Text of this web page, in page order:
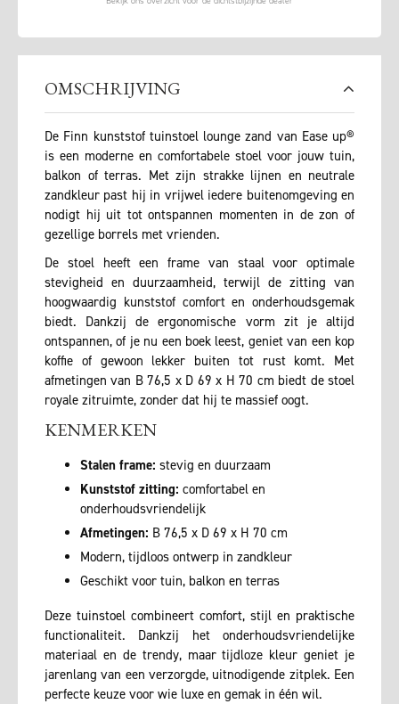
OMSCHRIJVING
De Finn kunststof tuinstoel lounge zand van Ease up®
is een moderne en comfortabele stoel voor jouw tuin,
balkon of terras. Met zijn strakke lijnen en neutrale
zandkleur past hij in vrijwel iedere buitenomgeving en
nodigt hij uit tot ontspannen momenten in de zon of
gezellige borrels met vrienden.
De stoel heeft een frame van staal voor optimale
stevigheid en duurzaamheid, terwijl de zitting van
hoogwaardig kunststof comfort en onderhoudsgemak
biedt. Dankzij de ergonomische vorm zit je altijd
ontspannen, of je nu een boek leest, geniet van een kop
koffie of gewoon lekker buiten tot rust komt. Met
afmetingen van B 76,5 x D 69 x H 70 cm biedt de stoel
royale zitruimte, zonder dat hij te massief oogt.
KENMERKEN
Stalen frame: stevig en duurzaam
Kunststof zitting: comfortabel en
onderhoudsvriendelijk
Afmetingen: B 76,5 x D 69 x H 70 cm
Modern, tijdloos ontwerp in zandkleur
Geschikt voor tuin, balkon en terras
Deze tuinstoel combineert comfort, stijl en praktische
functionaliteit. Dankzij het onderhoudsvriendelijke
materiaal en de trendy, maar tijdloze kleur geniet je
jarenlang van een verzorgde, uitnodigende zitplek. Een
perfecte keuze voor wie luxe en gemak in één wil.